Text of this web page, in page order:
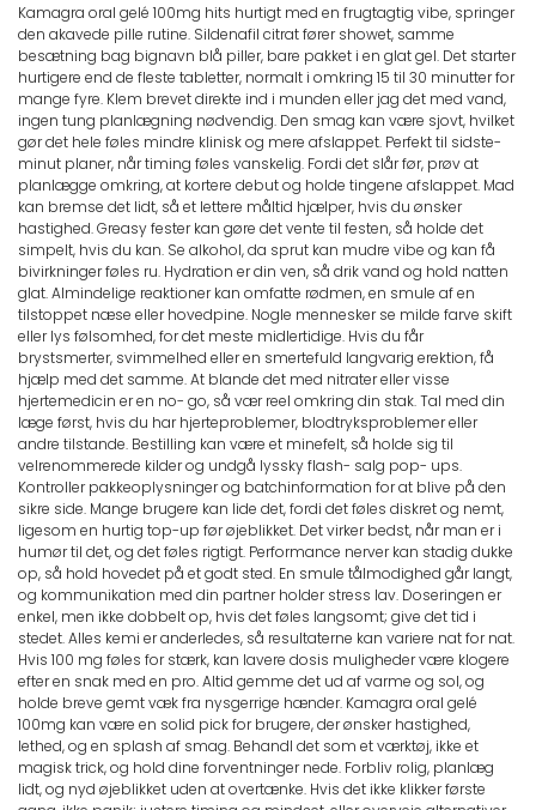
Kamagra oral gelé 100mg hits hurtigt med en frugtagtig vibe, springer
den akavede pille rutine. Sildenafil citrat fører showet, samme
besætning bag bignavn blå piller, bare pakket i en glat gel. Det starter
hurtigere end de fleste tabletter, normalt i omkring 15 til 30 minutter for
mange fyre. Klem brevet direkte ind i munden eller jag det med vand,
ingen tung planlægning nødvendig. Den smag kan være sjovt, hvilket
gør det hele føles mindre klinisk og mere afslappet. Perfekt til sidste-
minut planer, når timing føles vanskelig. Fordi det slår før, prøv at
planlægge omkring, at kortere debut og holde tingene afslappet. Mad
kan bremse det lidt, så et lettere måltid hjælper, hvis du ønsker
hastighed. Greasy fester kan gøre det vente til festen, så holde det
simpelt, hvis du kan. Se alkohol, da sprut kan mudre vibe og kan få
bivirkninger føles ru. Hydration er din ven, så drik vand og hold natten
glat. Almindelige reaktioner kan omfatte rødmen, en smule af en
tilstoppet næse eller hovedpine. Nogle mennesker se milde farve skift
eller lys følsomhed, for det meste midlertidige. Hvis du får
brystsmerter, svimmelhed eller en smertefuld langvarig erektion, få
hjælp med det samme. At blande det med nitrater eller visse
hjertemedicin er en no- go, så vær reel omkring din stak. Tal med din
læge først, hvis du har hjerteproblemer, blodtryksproblemer eller
andre tilstande. Bestilling kan være et minefelt, så holde sig til
velrenommerede kilder og undgå lyssky flash- salg pop- ups.
Kontroller pakkeoplysninger og batchinformation for at blive på den
sikre side. Mange brugere kan lide det, fordi det føles diskret og nemt,
ligesom en hurtig top-up før øjeblikket. Det virker bedst, når man er i
humør til det, og det føles rigtigt. Performance nerver kan stadig dukke
op, så hold hovedet på et godt sted. En smule tålmodighed går langt,
og kommunikation med din partner holder stress lav. Doseringen er
enkel, men ikke dobbelt op, hvis det føles langsomt; give det tid i
stedet. Alles kemi er anderledes, så resultaterne kan variere nat for nat.
Hvis 100 mg føles for stærk, kan lavere dosis muligheder være klogere
efter en snak med en pro. Altid gemme det ud af varme og sol, og
holde breve gemt væk fra nysgerrige hænder. Kamagra oral gelé
100mg kan være en solid pick for brugere, der ønsker hastighed,
lethed, og en splash af smag. Behandl det som et værktøj, ikke et
magisk trick, og hold dine forventninger nede. Forbliv rolig, planlæg
lidt, og nyd øjeblikket uden at overtænke. Hvis det ikke klikker første